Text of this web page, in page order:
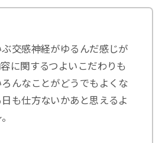
交感神経がゆるんだ感じが
に関するつよいこだわりも
んなことがどうでもよくな
も仕方ないかあと思えるよ